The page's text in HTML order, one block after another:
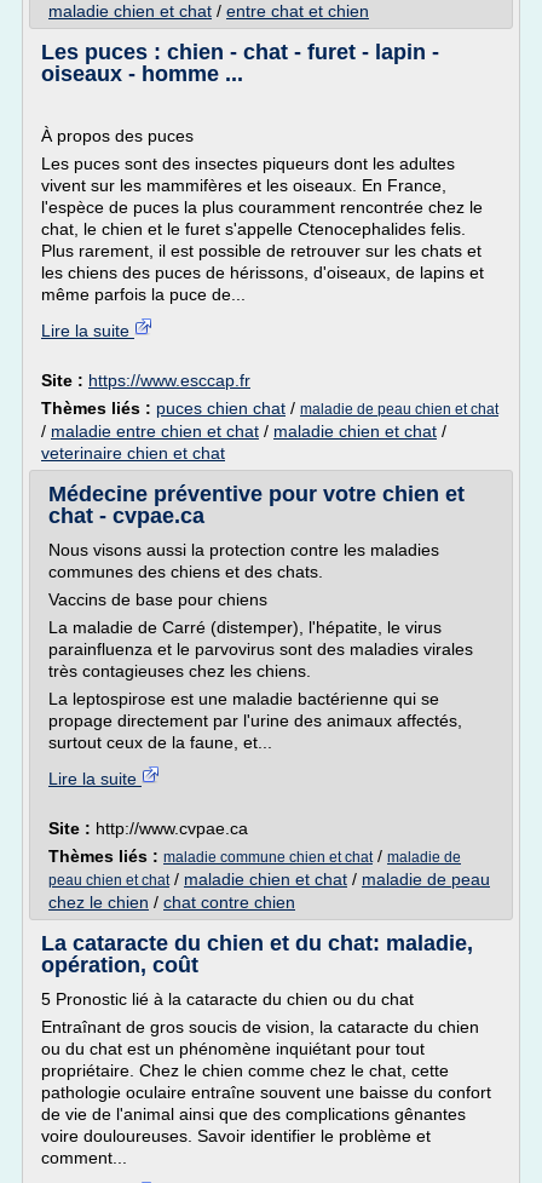
maladie chien et chat / entre chat et chien
Les puces : chien - chat - furet - lapin -
oiseaux - homme ...
À propos des puces
Les puces sont des insectes piqueurs dont les adultes
vivent sur les mammifères et les oiseaux. En France,
l'espèce de puces la plus couramment rencontrée chez le
chat, le chien et le furet s'appelle Ctenocephalides felis.
Plus rarement, il est possible de retrouver sur les chats et
les chiens des puces de hérissons, d'oiseaux, de lapins et
même parfois la puce de...
Lire la suite
Site : https://www.esccap.fr
Thèmes liés : puces chien chat / maladie de peau chien et chat
/ maladie entre chien et chat / maladie chien et chat /
veterinaire chien et chat
Médecine préventive pour votre chien et
chat - cvpae.ca
Nous visons aussi la protection contre les maladies
communes des chiens et des chats.
Vaccins de base pour chiens
La maladie de Carré (distemper), l'hépatite, le virus
parainfluenza et le parvovirus sont des maladies virales
très contagieuses chez les chiens.
La leptospirose est une maladie bactérienne qui se
propage directement par l'urine des animaux affectés,
surtout ceux de la faune, et...
Lire la suite
Site : http://www.cvpae.ca
Thèmes liés : maladie commune chien et chat/ maladie de
peau chien et chat/ maladie chien et chat / maladie de peau
chez le chien / chat contre chien
La cataracte du chien et du chat: maladie,
opération, coût
5 Pronostic lié à la cataracte du chien ou du chat
Entraînant de gros soucis de vision, la cataracte du chien
ou du chat est un phénomène inquiétant pour tout
propriétaire. Chez le chien comme chez le chat, cette
pathologie oculaire entraîne souvent une baisse du confort
de vie de l'animal ainsi que des complications gênantes
voire douloureuses. Savoir identifier le problème et
comment...